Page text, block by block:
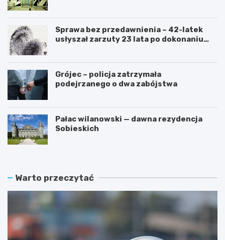
Sprawa bez przedawnienia – 42-latek
usłyszał zarzuty 23 lata po dokonaniu
Grójec – policja zatrzymała
podejrzanego o dwa zabójstwa
Pałac wilanowski — dawna rezydencja
Sobieskich
Warto przeczytać